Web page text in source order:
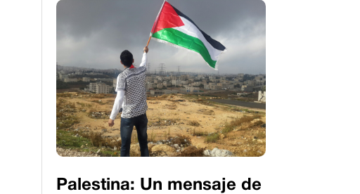
Palestina: Un mensaje de